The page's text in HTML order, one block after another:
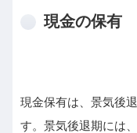
現金の保有
現金保有は、景気後
す。景気後退期には